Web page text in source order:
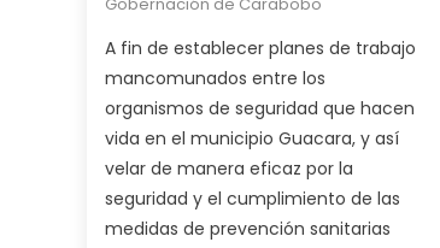
आपक
न
भ
Gobernación de Carabobo
A fin de establecer planes de trabajo
mancomunados entre los
organismos de seguridad que hacen
vida en el municipio Guacara, y así
velar de manera eficaz por la
seguridad y el cumplimiento de las
medidas de prevención sanitarias